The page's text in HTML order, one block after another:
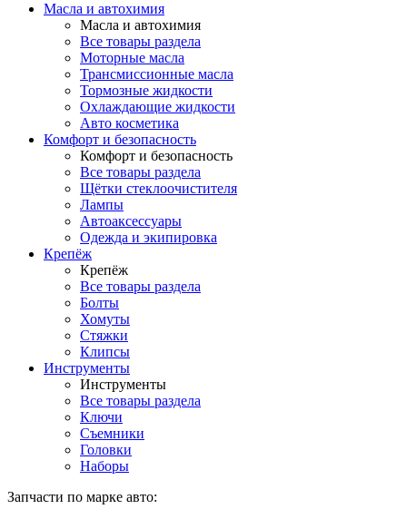
Масла и автохимия
Масла и автохимия
Все товары раздела
Моторные масла
Трансмиссионные масла
Тормозные жидкости
Охлаждающие жидкости
Авто косметика
Комфорт и безопасность
Комфорт и безопасность
Все товары раздела
Щётки стеклоочистителя
Лампы
Автоаксессуары
Одежда и экипировка
Крепёж
Крепёж
Все товары раздела
Болты
Хомуты
Стяжки
Клипсы
Инструменты
Инструменты
Все товары раздела
Ключи
Съемники
Головки
Наборы
Запчасти по марке авто: